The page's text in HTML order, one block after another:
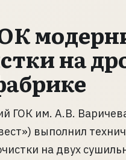
на
ГОК им. А.В.
выполнил
на двух